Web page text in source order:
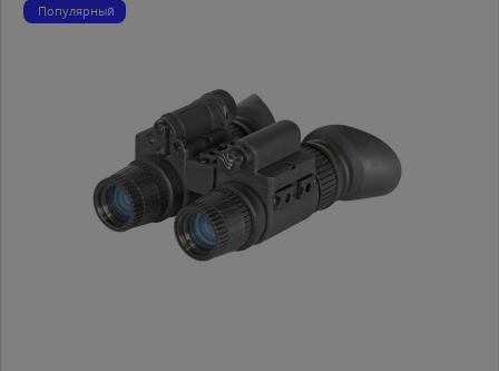
Популярный